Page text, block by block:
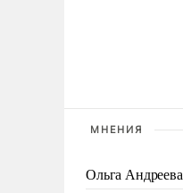
МНЕНИЯ
Ольга Андреева